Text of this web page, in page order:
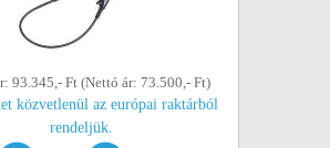
93.345,- Ft (Nettó ár: 73.500,- Ft)
közvetlenül az európai raktárból
rendeljük.